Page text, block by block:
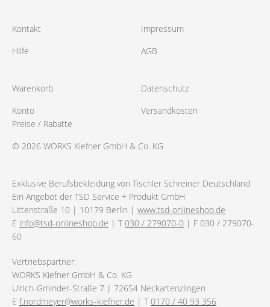
Kontakt
Hilfe
Impressum
AGB
Warenkorb
Konto
Datenschutz
Versandkosten
Preise / Rabatte
© 2026 WORKS Kiefner GmbH & Co. KG
Exklusive Berufsbekleidung von Tischler Schreiner Deutschland
Ein Angebot der TSD Service + Produkt GmbH
Littenstraße 10 | 10179 Berlin | www.tsd-onlineshop.de
E info@tsd-onlineshop.de | T030 / 279070-0 | F 030 / 279070-
60
Vertriebspartner:
WORKS Kiefner GmbH & Co. KG
Ulrich-Gminder-Straße 7 | 72654 Neckartenzlingen
E f.nordmeyer@works-kiefner.de | T0170 / 40 93 356